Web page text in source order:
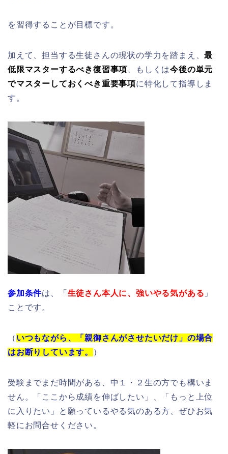
を習得することが目標です。
加えて、担当する生徒さんの現状の学力を踏まえ、最
低限マスターするべき復習事項 、もしくは今後の単元
でマスターしておくべき重要事項に特化して指導しま
す。
参加条件は、「 生徒さん本人に、強いやる気がある 」
ことです。
（ いつもながら、「親御さんがさせたいだけ」の場合
はお断りしています。
）
受験までまだ時間がある、中１・２生の方でも構いま
せん。「ここから成績を伸ばしたい」、「もっと上位
に入りたい」と願っているやる気のある方、ぜひお気
軽にお問合せください。